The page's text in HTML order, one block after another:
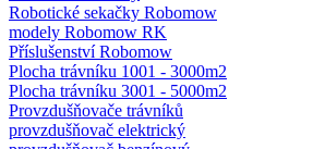
Robotické sekačky Robomow
modely Robomow RK
Příslušenství Robomow
Plocha trávníku 1001 - 3000m2
Plocha trávníku 3001 - 5000m2
Provzdušňovače trávníků
provzdušňovač elektrický